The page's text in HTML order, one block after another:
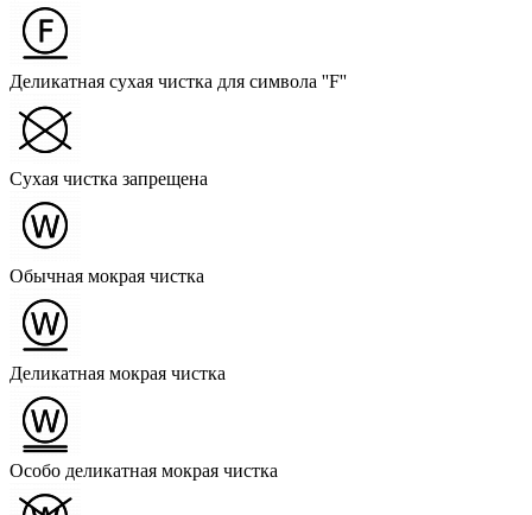
Деликатная сухая чистка для символа ''F''
Сухая чистка запрещена
Обычная мокрая чистка
Деликатная мокрая чистка
Особо деликатная мокрая чистка